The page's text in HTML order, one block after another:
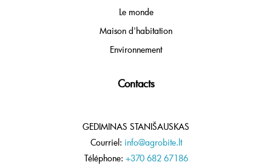
Le monde
Maison d'habitation
Environnement
Contacts
GEDIMINAS STANIŠAUSKAS
Courriel: info@agrobite.lt
Téléphone: +370 682 67186